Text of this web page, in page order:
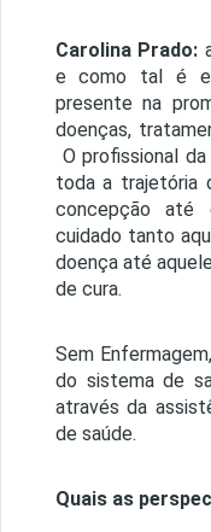
Carolina Prado:
e como tal é
presente na
doenças,
O profissional
toda a trajetória
concepção
cuidado tanto
doença até
de cura.
Sem
do sistema de
através da
de saúde.
Quais as